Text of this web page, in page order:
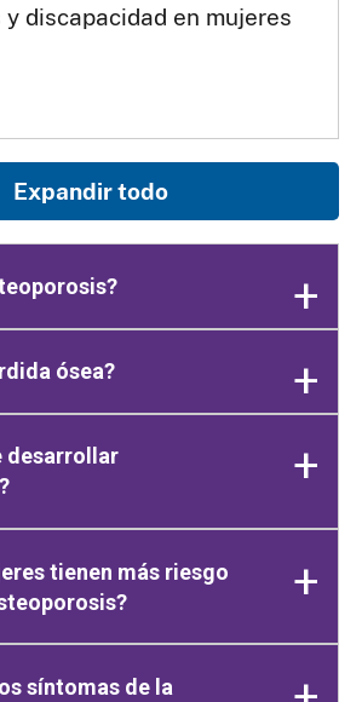
discapacidad en mujeres
Expandir todo
ósea?
desarrollar
tienen más riesgo
síntomas de la